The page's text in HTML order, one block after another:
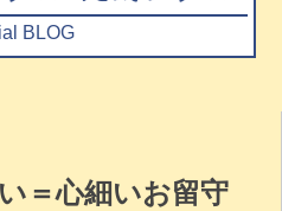
BLOG
＝心細いお留守